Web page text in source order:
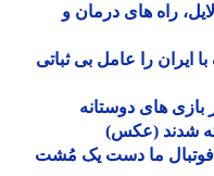
های درمان و
را عامل بی ثباتی
های دوستانه
(عکس)
ما دست یک مُشت